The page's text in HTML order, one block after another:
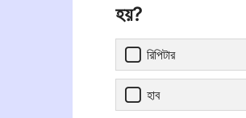
হয়?
রিপিটার
হাব